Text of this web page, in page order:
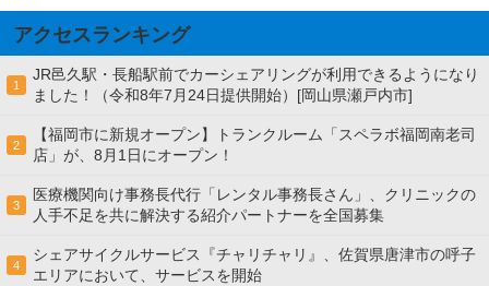
アクセスランキング
1
JR邑久駅・長船駅前でカーシェアリングが利用できるようになり
ました！（令和8年7月24日提供開始）[岡山県瀬戸内市]
2
【福岡市に新規オープン】トランクルーム「スペラボ福岡南老司
店」が、8月1日にオープン！
3
医療機関向け事務長代行「レンタル事務長さん」、クリニックの
人手不足を共に解決する紹介パートナーを全国募集
4
シェアサイクルサービス『チャリチャリ』、佐賀県唐津市の呼子
エリアにおいて、サービスを開始